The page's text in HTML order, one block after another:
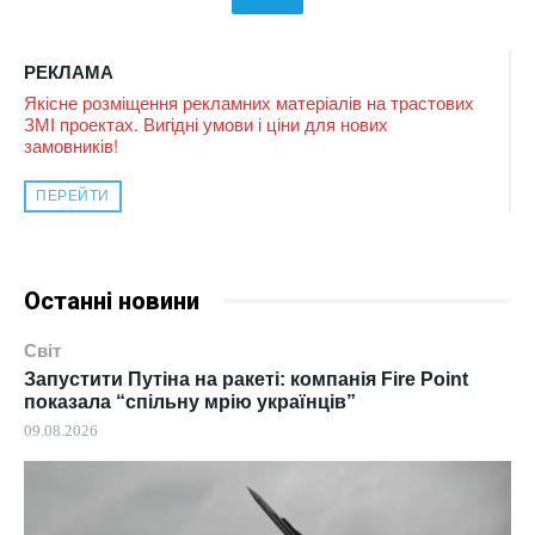
РЕКЛАМА
Якісне розміщення рекламних матеріалів на трастових
ЗМІ проектах. Вигідні умови і ціни для нових
замовників!
ПЕРЕЙТИ
Останні новини
Світ
Запустити Путіна на ракеті: компанія Fire Point
показала “спільну мрію українців”
09.08.2026